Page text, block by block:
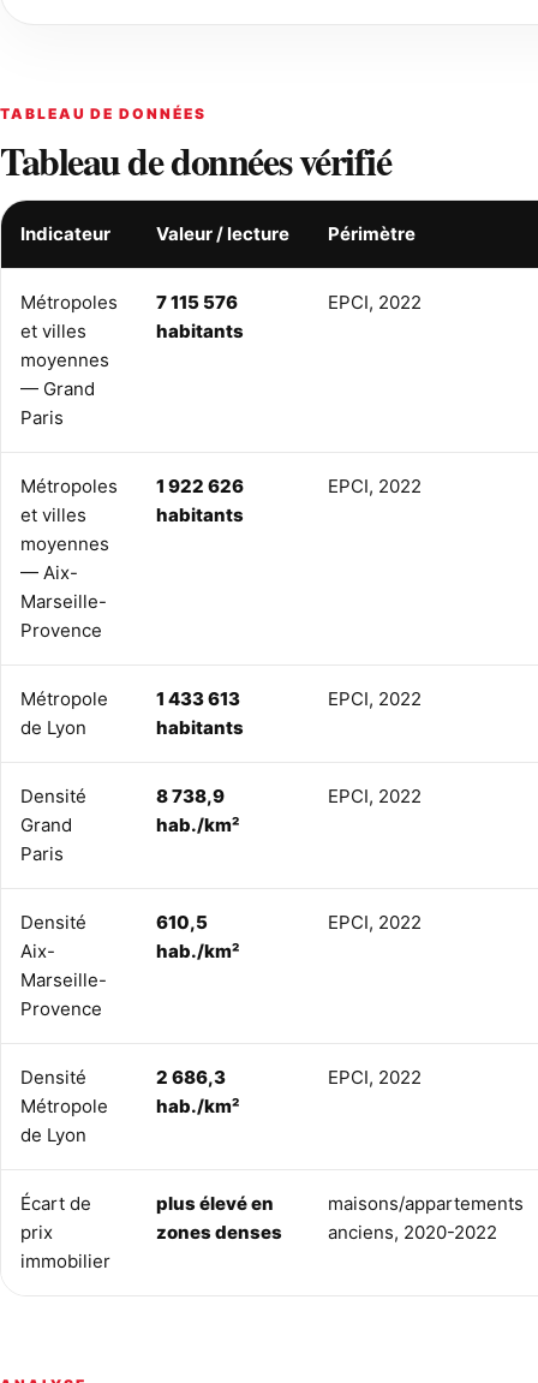
TABLEAU DE DONNÉES
Tableau de données vérifié
Indicateur Valeur / lecture Périmètre
Métropoles
et villes
moyennes
— Grand
Paris
7 115 576
habitants
EPCI, 2022
Métropoles
et villes
moyennes
— Aix-
Marseille-
Provence
1 922 626
habitants
EPCI, 2022
Métropole
de Lyon
1 433 613
habitants
EPCI, 2022
Densité
Grand
Paris
8 738,9
hab./km²
EPCI, 2022
Densité
Aix-
Marseille-
Provence
610,5
hab./km²
EPCI, 2022
Densité
Métropole
de Lyon
2 686,3
hab./km²
EPCI, 2022
Écart de
prix
immobilier
plus élevé en
zones denses
maisons/appartements
anciens, 2020-2022